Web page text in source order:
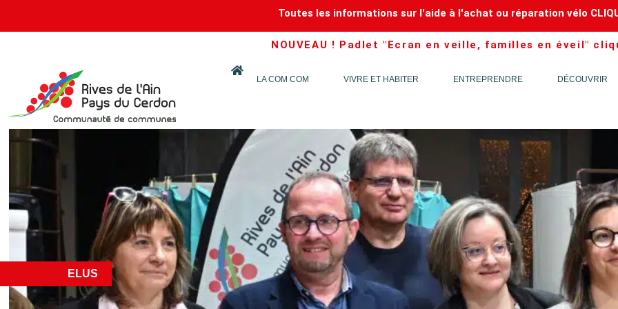
Toutes les informations sur l'aide à l'achat ou réparation vélo
NOUVEAU ! Padlet "Ecran en veille, familles en éveil"
LA COM COM VIVRE ET HABITER ENTREPRENDRE DÉCOUVRIR
ELUS